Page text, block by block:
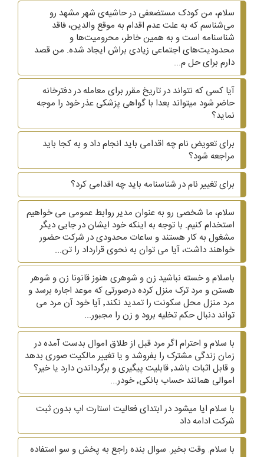
سلام، من کودک مستضعفی در حاشیه‌ی شهر مشهد رو
می‌شناسم که به علت عدم اقدام به موقع والدین، فاقد
شناسنامه است و به همین خاطر، محرومیت‌ها و
محدودیت‌های اجتماعی زیادی براش ایجاد شده. من قصد
دارم برای حل م...
آیا کسی که نتواند در تاریخ مقرر برای معامله در دفترخانه
حاضر شود میتواند بعدا با گواهی پزشکی عذر خود را موجه
نماید؟
برای تعویض نام چه اقدامی باید انجام داد و به کجا باید
مراجعه شود؟
برای تغییر نام در شناسنامه باید چه اقدامی کرد؟
سلام، ما شخصی رو به عنوان مدیر روابط عمومی می خواهیم
استخدام کنیم. با توجه به اینکه خود ایشان در جایی دیگر
مشغول به کار هستند و ساعات محدودی در شرکت حضور
خواهند داشت، آیا می توان به نحوی قرارداد را تن...
باسلام و خسته نباشید زن و شوهری هنوز قانونا زن و شوهر
هستن و مرد ترک منزل کرده درصورتی که موعد اجاره برسد و
مرد منزل محل سکونت را تمدید نکند٬ آیا خود آن مرد می
تواند دنبال حکم تخلیه برود و زن را مجبور...
با سلام و احترام اگر مرد قبل از طلاق اموال بدست آمده در
زمان زندگی مشترک را بفروشد و یا تغییر مالکیت صوری بدهد
و قابل اثبات باشد٬ قابلیت پیگیری و برگرداندن دارد یا خیر؟
اموالی همانند حساب بانکی٬ خودر...
با سلام ایا میشود در ابتدای فعالیت استارت اپ بدون ثبت
شرکت ادامه داد
با سلام. وقت بخیر. سوال بنده راجع به پخش و سو استفاده